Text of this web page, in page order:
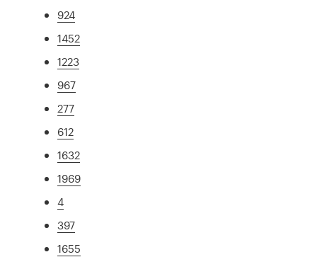
924
1452
1223
967
277
612
1632
1969
4
397
1655